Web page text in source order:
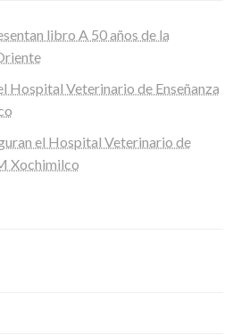
libro A 50 años de la
Hospital Veterinario de Enseñanza
el Hospital Veterinario de
Xochimilco